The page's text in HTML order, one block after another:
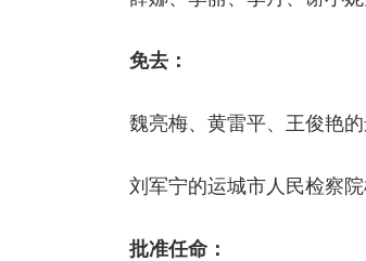
免去：
魏亮梅、黄雷平、王俊艳
刘军宁的运城市人民检察院
批准任命：